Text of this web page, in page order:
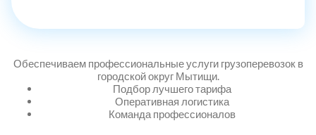
Обеспечиваем профессиональные услуги грузоперевозок в
городской округ Мытищи.
Подбор лучшего тарифа
Оперативная логистика
Команда профессионалов